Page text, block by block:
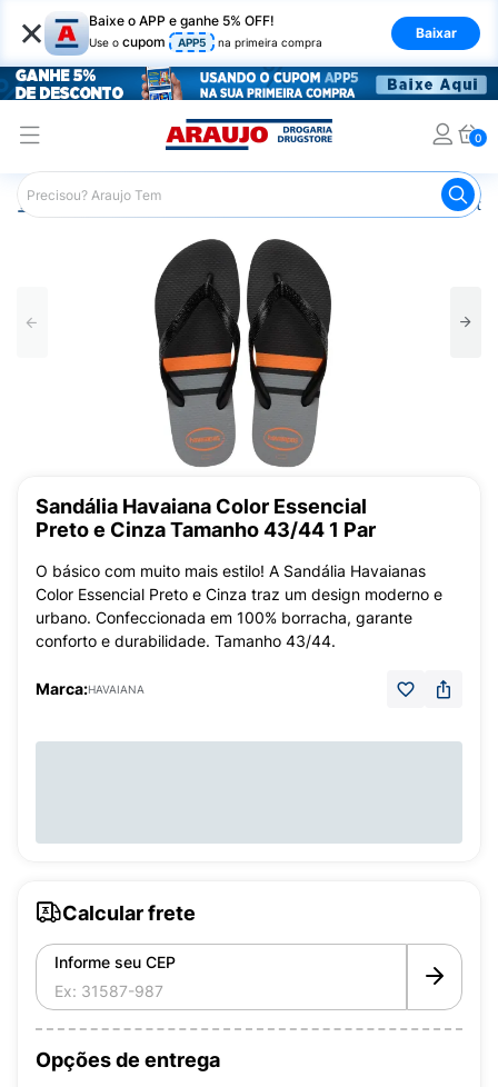
× Baixe o APP e ganhe 5% OFF!
Use o cupom APP5 na primeira compra
Baixar
0
Araujo Mercado Calçados e
Sandália Havaiana Color Essencial
Preto e Cinza Tamanho 43/44 1 Par
O básico com muito mais estilo! A Sandália Havaianas
Color Essencial Preto e Cinza traz um design moderno e
urbano. Confeccionada em 100% borracha, garante
conforto e durabilidade. Tamanho 43/44.
Marca:HAVAIANA
Calcular frete
Informe seu CEP
Opções de entrega